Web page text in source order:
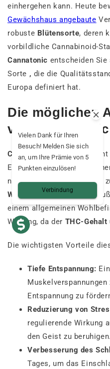
einhergehen kann. Heute
Gewächshaus angebaute
robuste Blütensorte, deren
vorbildliche Cannabinoid-
Cannatonic entscheiden
Sorte , die die
Europa definiert hat.
Die möglichen
von
Cannatonic CBDist bekannt
Eigenschaften, die auf
natürlichen Cannabinoiden
Wirkung von Cannatonic
einem allgemeinen
Wirkung, da der THC-Gehalt
Die wichtigsten Vorteile
Tiefe Entspannung:
Entspannung zu
Reduzierung von
regulierende Wirkung
den Geist zu beruhigen.
Verbesserung des
Tages, um das
Vielen Dank für Ihren
Besuch! Melden Sie sich
an, um Ihre Prämie von 5
Punkten einzulösen!
Verbindung